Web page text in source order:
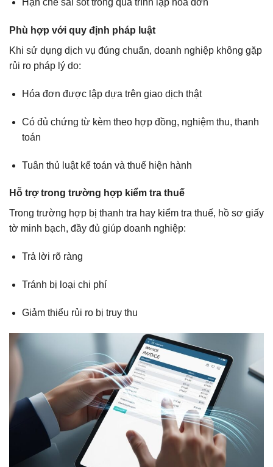
Hạn chế sai sót trong quá trình lập hóa đơn
Phù hợp với quy định pháp luật
Khi sử dụng dịch vụ đúng chuẩn, doanh nghiệp không gặp
rủi ro pháp lý do:
Hóa đơn được lập dựa trên giao dịch thật
Có đủ chứng từ kèm theo hợp đồng, nghiệm thu, thanh
toán
Tuân thủ luật kế toán và thuế hiện hành
Hỗ trợ trong trường hợp kiểm tra thuế
Trong trường hợp bị thanh tra hay kiểm tra thuế, hồ sơ giấy
tờ minh bạch, đầy đủ giúp doanh nghiệp:
Trả lời rõ ràng
Tránh bị loại chi phí
Giảm thiểu rủi ro bị truy thu